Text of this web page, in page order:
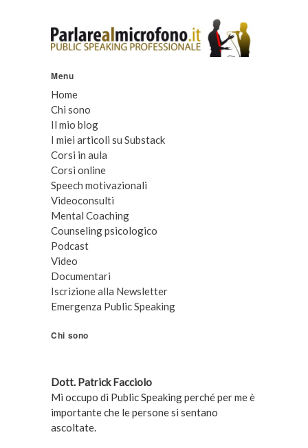
Menu
Home
Chi sono
Il mio blog
I miei articoli su Substack
Corsi in aula
Corsi online
Speech motivazionali
Videoconsulti
Mental Coaching
Counseling psicologico
Podcast
Video
Documentari
Iscrizione alla Newsletter
Emergenza Public Speaking
Chi sono
Dott. Patrick Facciolo
Mi occupo di Public Speaking perché per me è
importante che le persone si sentano
ascoltate.